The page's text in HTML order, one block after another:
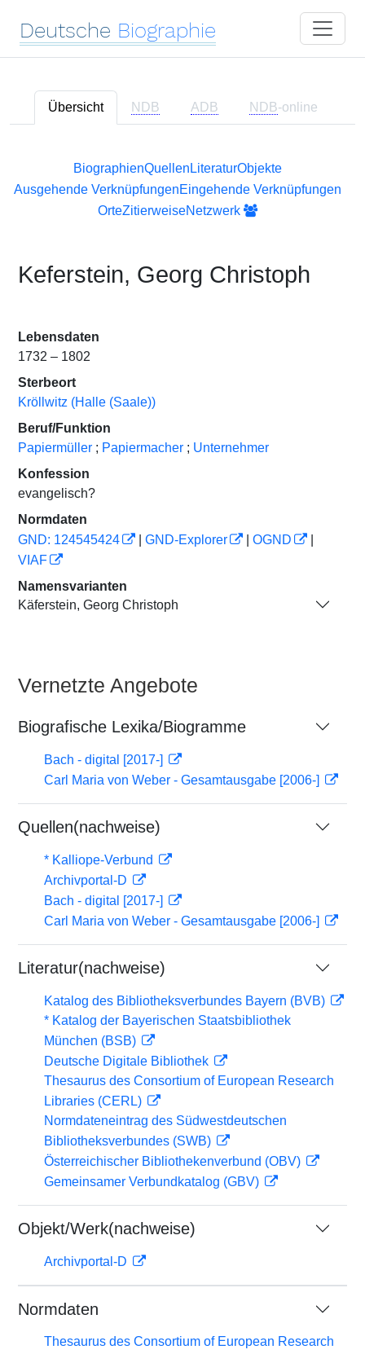
Deutsche Biographie
Übersicht NDB ADB NDB-online
BiographienQuellen LiteraturObjekte
Ausgehende VerknüpfungenEingehende Verknüpfungen
OrteZitierweiseNetzwerk
Keferstein, Georg Christoph
Lebensdaten
1732 – 1802
Sterbeort
Kröllwitz (Halle (Saale))
Beruf/Funktion
Papiermüller ; Papiermacher ; Unternehmer
Konfession
evangelisch?
Normdaten
GND: 124545424
GND-Explorer OGND
VIAF
Namensvarianten
Käferstein, Georg Christoph
Vernetzte Angebote
Biografische Lexika/Biogramme
Bach - digital [2017-]
Carl Maria von Weber - Gesamtausgabe [2006-]
Quellen(nachweise)
* Kalliope-Verbund
Archivportal-D
Bach - digital [2017-]
Carl Maria von Weber - Gesamtausgabe [2006-]
Literatur(nachweise)
Katalog des Bibliotheksverbundes Bayern (BVB)
* Katalog der Bayerischen Staatsbibliothek
München (BSB)
Deutsche Digitale Bibliothek
Thesaurus des Consortium of European Research
Libraries (CERL)
Normdateneintrag des Südwestdeutschen
Bibliotheksverbundes (SWB)
Österreichischer Bibliothekenverbund (OBV)
Gemeinsamer Verbundkatalog (GBV)
Objekt/Werk(nachweise)
Archivportal-D
Normdaten
Thesaurus des Consortium of European Research